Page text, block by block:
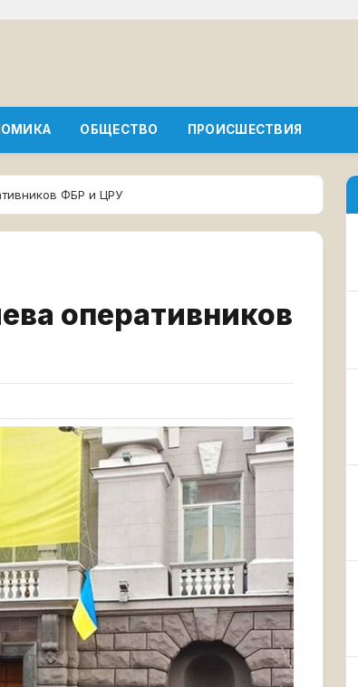
ОБЩЕСТВО ПРОИСШЕСТВИЯ
ФБР и ЦРУ
оперативников